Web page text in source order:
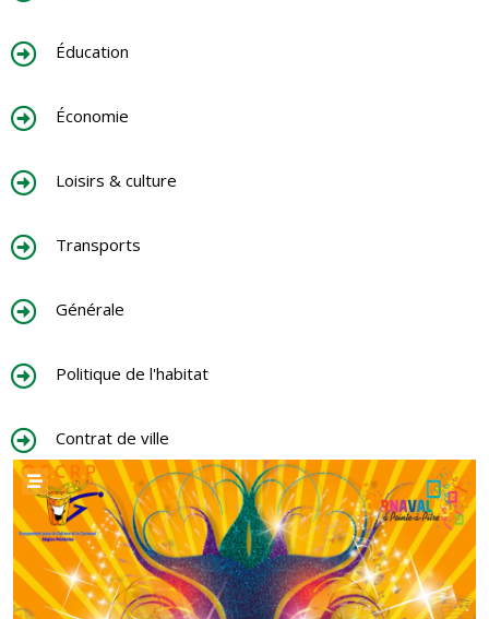
Éducation
Économie
Loisirs & culture
Transports
Générale
Politique de l'habitat
Contrat de ville